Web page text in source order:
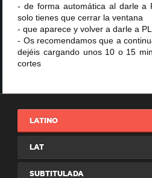
- de forma automática al darle a
solo tienes que cerrar la ventana
- que aparece y volver a darle a
- Os recomendamos que a
dejéis cargando unos 10 o 15
cortes
LATINO
LAT
SUBTITULADA